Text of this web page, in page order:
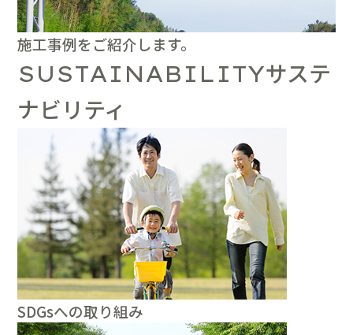
施工事例をご紹介します。
SUSTAINABILITYサステ
ナビリティ
SDGsへの取り組み